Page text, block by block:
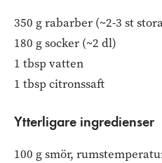
350 g rabarber (~2-3 st
180 g socker (~2 dl)
1 tbsp vatten
1 tbsp citronssaft
Ytterligare ingredienser
100 g smör,